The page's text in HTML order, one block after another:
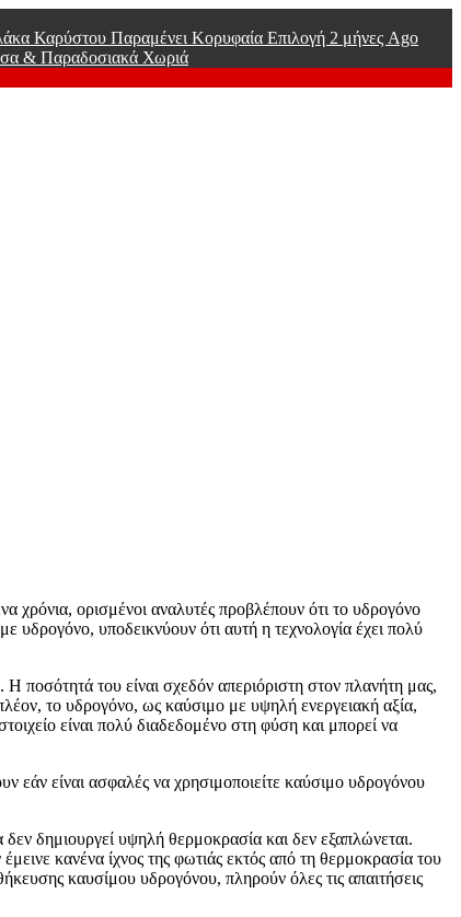
Καρύστου Παραμένει Κορυφαία Επιλογή 2 μήνες Ago
& Παραδοσιακά Χωριά
χρόνια, ορισμένοι αναλυτές προβλέπουν ότι το υδρογόνο
υδρογόνο, υποδεικνύουν ότι αυτή η τεχνολογία έχει πολύ
ποσότητά του είναι σχεδόν απεριόριστη στον πλανήτη μας,
το υδρογόνο, ως καύσιμο με υψηλή ενεργειακή αξία,
είναι πολύ διαδεδομένο στη φύση και μπορεί να
εάν είναι ασφαλές να χρησιμοποιείτε καύσιμο υδρογόνου
δημιουργεί υψηλή θερμοκρασία και δεν εξαπλώνεται.
κανένα ίχνος της φωτιάς εκτός από τη θερμοκρασία του
καυσίμου υδρογόνου, πληρούν όλες τις απαιτήσεις